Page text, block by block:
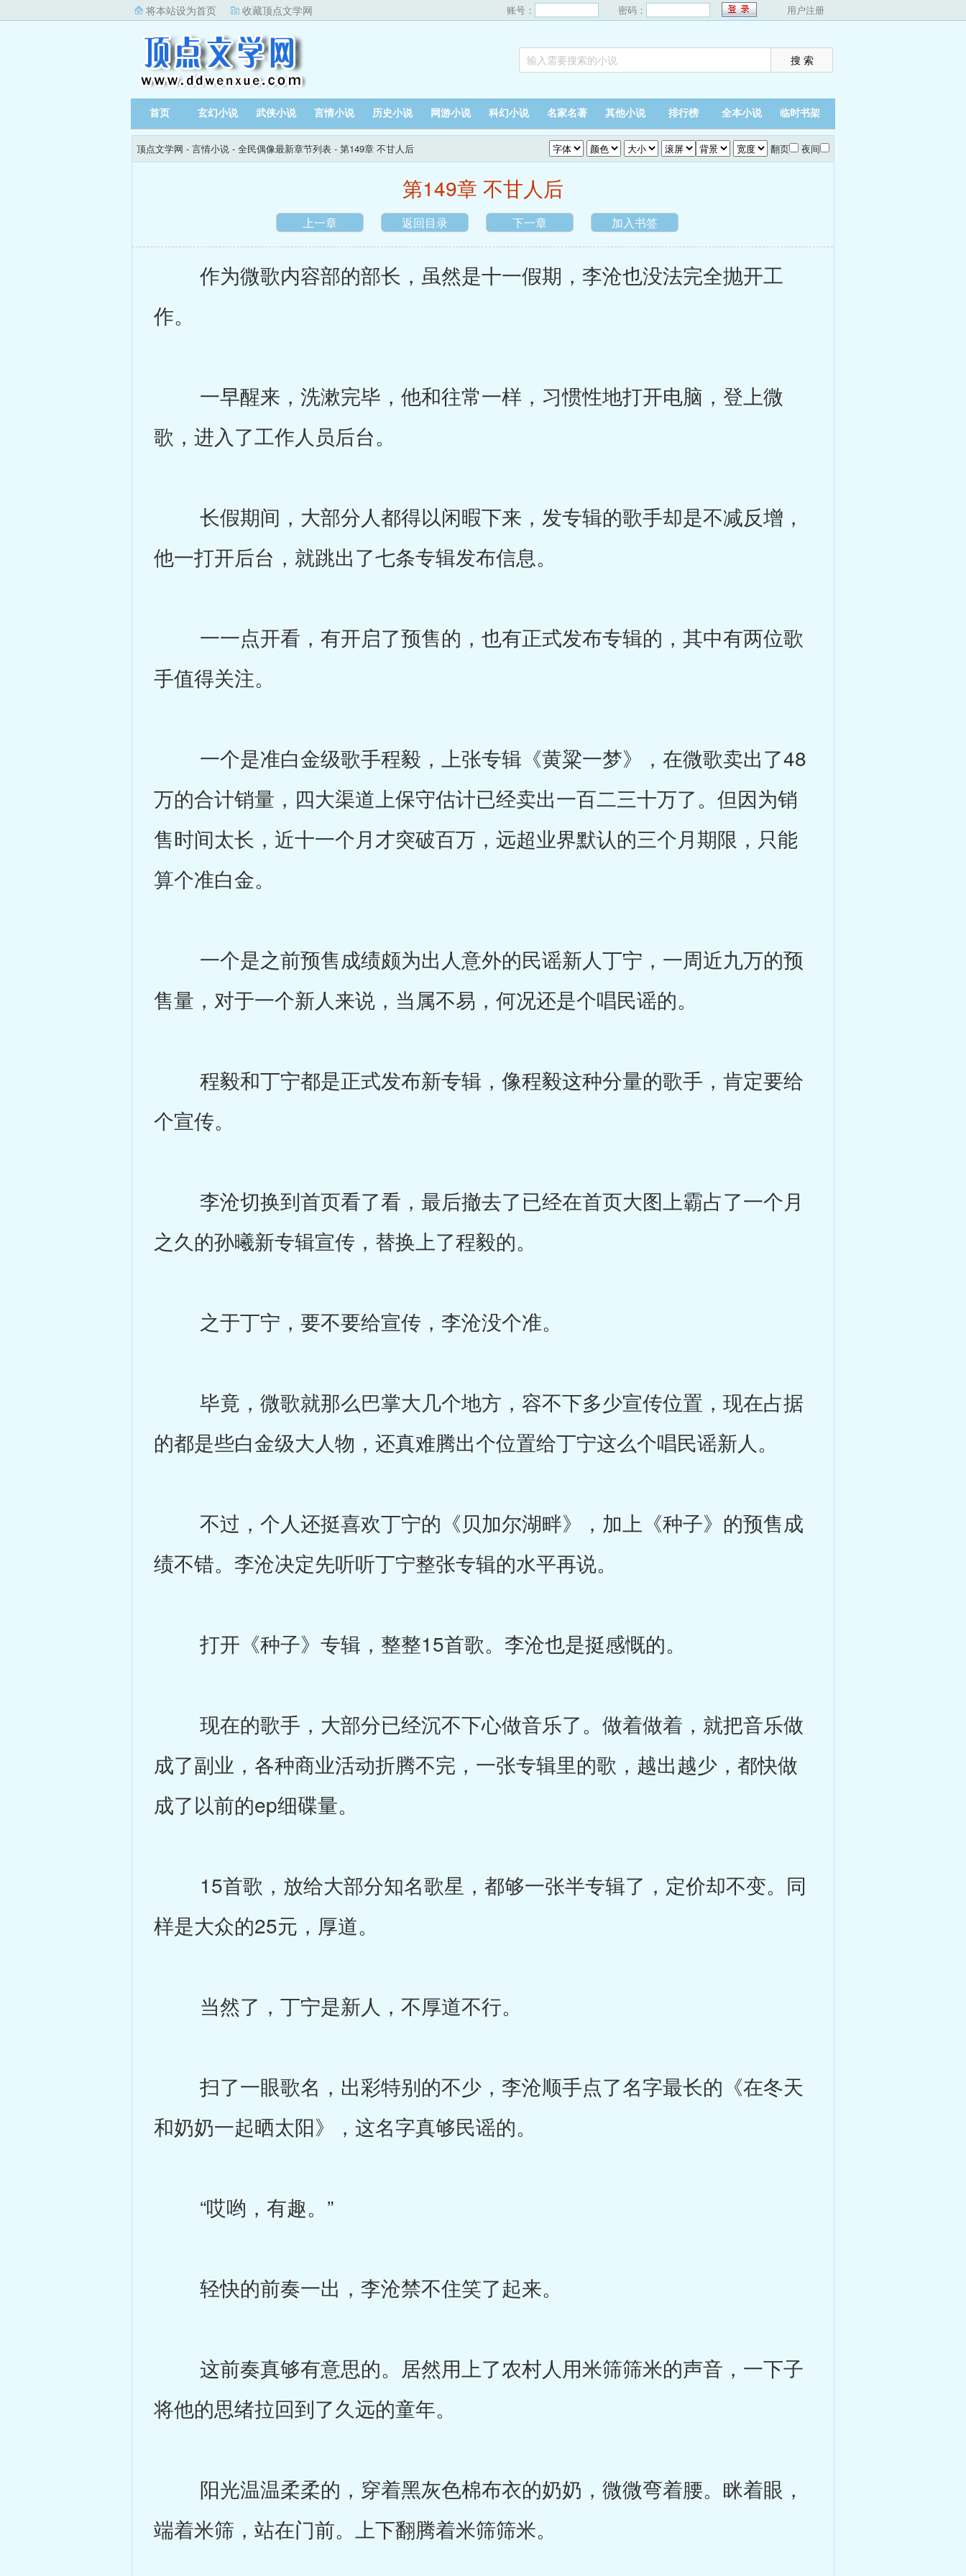
将本站设为首页 收藏顶点文学网 账号： 密码： 用户注册
首页 玄幻小说 武侠小说 言情小说 历史小说 网游小说 科幻小说 名家名著 其他小说 排行榜 全本小说 临时书架
顶点文学网 - 言情小说 - 全民偶像最新章节列表 - 第149章 不甘人后 翻页 夜间
第149章 不甘人后
上一章 返回目录 下一章 加入书签
作为微歌内容部的部长，虽然是十一假期，李沧也没法完全抛开工
作。
一早醒来，洗漱完毕，他和往常一样，习惯性地打开电脑，登上微
歌，进入了工作人员后台。
长假期间，大部分人都得以闲暇下来，发专辑的歌手却是不减反增，
他一打开后台，就跳出了七条专辑发布信息。
一一点开看，有开启了预售的，也有正式发布专辑的，其中有两位歌
手值得关注。
一个是准白金级歌手程毅，上张专辑《黄粱一梦》，在微歌卖出了48
万的合计销量，四大渠道上保守估计已经卖出一百二三十万了。但因为销
售时间太长，近十一个月才突破百万，远超业界默认的三个月期限，只能
算个准白金。
一个是之前预售成绩颇为出人意外的民谣新人丁宁，一周近九万的预
售量，对于一个新人来说，当属不易，何况还是个唱民谣的。
程毅和丁宁都是正式发布新专辑，像程毅这种分量的歌手，肯定要给
个宣传。
李沧切换到首页看了看，最后撤去了已经在首页大图上霸占了一个月
之久的孙曦新专辑宣传，替换上了程毅的。
之于丁宁，要不要给宣传，李沧没个准。
毕竟，微歌就那么巴掌大几个地方，容不下多少宣传位置，现在占据
的都是些白金级大人物，还真难腾出个位置给丁宁这么个唱民谣新人。
不过，个人还挺喜欢丁宁的《贝加尔湖畔》，加上《种子》的预售成
绩不错。李沧决定先听听丁宁整张专辑的水平再说。
打开《种子》专辑，整整15首歌。李沧也是挺感慨的。
现在的歌手，大部分已经沉不下心做音乐了。做着做着，就把音乐做
成了副业，各种商业活动折腾不完，一张专辑里的歌，越出越少，都快做
成了以前的ep细碟量。
15首歌，放给大部分知名歌星，都够一张半专辑了，定价却不变。同
样是大众的25元，厚道。
当然了，丁宁是新人，不厚道不行。
扫了一眼歌名，出彩特别的不少，李沧顺手点了名字最长的《在冬天
和奶奶一起晒太阳》，这名字真够民谣的。
“哎哟，有趣。”
轻快的前奏一出，李沧禁不住笑了起来。
这前奏真够有意思的。居然用上了农村人用米筛筛米的声音，一下子
将他的思绪拉回到了久远的童年。
阳光温温柔柔的，穿着黑灰色棉布衣的奶奶，微微弯着腰。眯着眼，
端着米筛，站在门前。上下翻腾着米筛筛米。